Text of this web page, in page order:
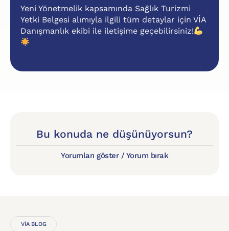
Yeni Yönetmelik kapsamında Sağlık Turizmi
Yetki Belgesi alımıyla ilgili tüm detaylar için VİA
Danışmanlık ekibi ile iletişime geçebilirsiniz!
Bu konuda ne düşünüyorsun?
Yorumları göster / Yorum bırak
VİA BLOG